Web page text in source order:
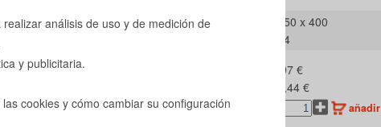
x Fondo (mm)
1.150 x 400
Propio (Kg)
7,74
87,97 €
106,44 €
al pedido
añadir
análisis de uso y de medición de
y publicitaria.
cookies y cómo cambiar su configuración